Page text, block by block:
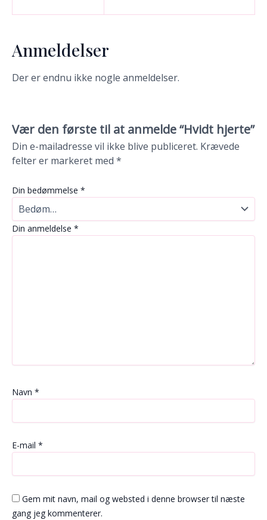
Anmeldelser
Der er endnu ikke nogle anmeldelser.
Vær den første til at anmelde “Hvidt hjerte”
Din e-mailadresse vil ikke blive publiceret. Krævede
felter er markeret med *
Din bedømmelse *
Din anmeldelse *
Navn *
E-mail *
Gem mit navn, mail og websted i denne browser til næste
gang jeg kommenterer.